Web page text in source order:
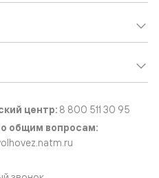
центр: 8 800 511 30 95
общим вопросам: